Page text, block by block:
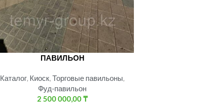
ПАВИЛЬОН
Каталог, Киоск,Торговые павильоны,
Фуд-павильон
2 500 000,00₸